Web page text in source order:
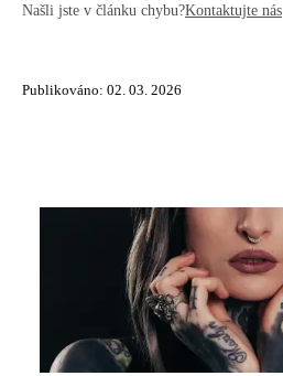
Našli jste v článku chybu?Kontaktujte nás
Publikováno: 02. 03. 2026